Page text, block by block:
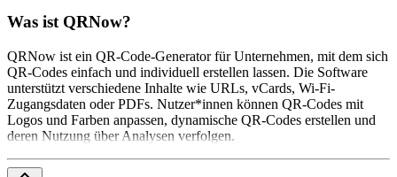
Was ist QRNow?
QRNow ist ein QR-Code-Generator für Unternehmen, mit dem sich
QR-Codes einfach und individuell erstellen lassen. Die Software
unterstützt verschiedene Inhalte wie URLs, vCards, Wi-Fi-
Zugangsdaten oder PDFs. Nutzer*innen können QR-Codes mit
Logos und Farben anpassen, dynamische QR-Codes erstellen und
deren Nutzung über Analysen verfolgen.